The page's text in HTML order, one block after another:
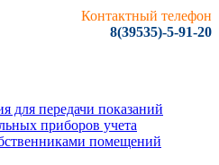
Контактный телефон
8(39535)-5-91-20
для передачи показаний
приборов учета
помещений